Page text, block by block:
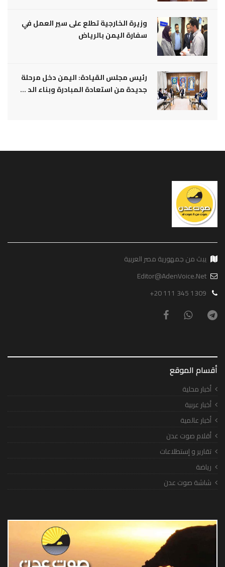
وزيرة الخارجية تطلع على سير العمل في
سفارة اليمن بالرياض
رئيس مجلس القيادة: اليمن دخل مرحلة
جديدة من استعادة المبادرة وبناء الد ...
يبث من جمهورية مصر العربية
Editor@AdenVoice.Net
+20 111 345 1309
أقسام الموقع
أخبار محلية
أخبار عربية
أخبار عالمية
أقلام صوت عدن
تقارير و إستطلاعات
رياضة
شاشة صوت عدن